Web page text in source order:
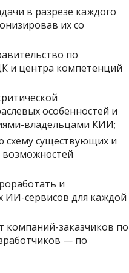
в разрезе каждого
их со
по
и центра компетенций
особенностей и
владельцами КИИ;
схему существующих и
и
ИИ-сервисов для каждой
заказчиков по
— по